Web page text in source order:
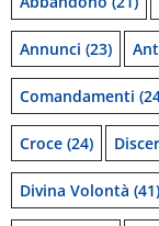
Annunci (23)
Comandamenti
Croce (24)
Divina Volontà (41)